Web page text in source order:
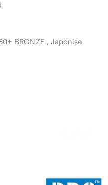
BRONZE , Japonise